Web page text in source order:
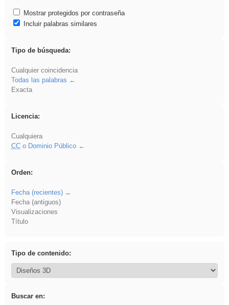
Mostrar protegidos por contraseña
Incluir palabras similares
Tipo de búsqueda:
Cualquier coincidencia
Todas las palabras
Exacta
Licencia:
Cualquiera
CCo Dominio Público
Orden:
Fecha (recientes)
Fecha (antiguos)
Visualizaciones
Título
Tipo de contenido:
Buscar en: